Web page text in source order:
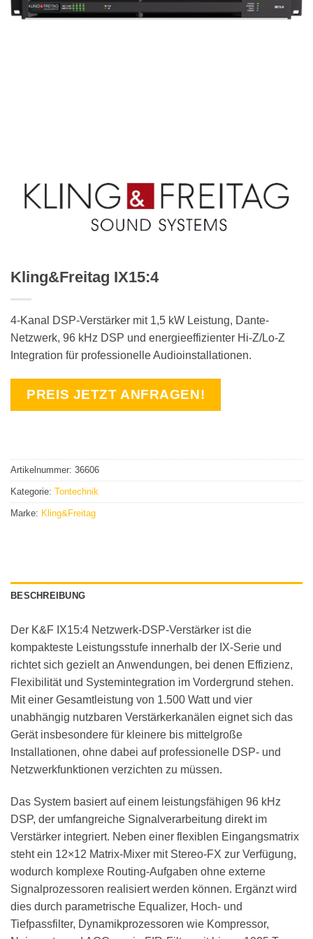
Kling&Freitag IX15:4
4-Kanal DSP-Verstärker mit 1,5 kW Leistung, Dante-
Netzwerk, 96 kHz DSP und energieeffizienter Hi-Z/Lo-Z
Integration für professionelle Audioinstallationen.
PREIS JETZT ANFRAGEN!
Artikelnummer: 36606
Kategorie: Tontechnik
Marke: Kling&Freitag
BESCHREIBUNG
Der K&F IX15:4 Netzwerk-DSP-Verstärker ist die
kompakteste Leistungsstufe innerhalb der IX-Serie und
richtet sich gezielt an Anwendungen, bei denen Effizienz,
Flexibilität und Systemintegration im Vordergrund stehen.
Mit einer Gesamtleistung von 1.500 Watt und vier
unabhängig nutzbaren Verstärkerkanälen eignet sich das
Gerät insbesondere für kleinere bis mittelgroße
Installationen, ohne dabei auf professionelle DSP- und
Netzwerkfunktionen verzichten zu müssen.
Das System basiert auf einem leistungsfähigen 96 kHz
DSP, der umfangreiche Signalverarbeitung direkt im
Verstärker integriert. Neben einer flexiblen Eingangsmatrix
steht ein 12×12 Matrix-Mixer mit Stereo-FX zur Verfügung,
wodurch komplexe Routing-Aufgaben ohne externe
Signalprozessoren realisiert werden können. Ergänzt wird
dies durch parametrische Equalizer, Hoch- und
Tiefpassfilter, Dynamikprozessoren wie Kompressor,